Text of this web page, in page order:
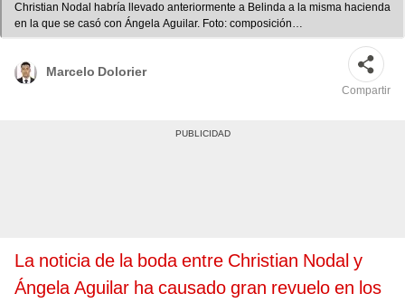
Christian Nodal habría llevado anteriormente a Belinda a la misma hacienda
en la que se casó con Ángela Aguilar. Foto: composición
LR/Difusión/Instagram/TikTok/Belinda
Marcelo Dolorier
Compartir
La noticia de la boda entre Christian Nodal y
Ángela Aguilar ha causado gran revuelo en los